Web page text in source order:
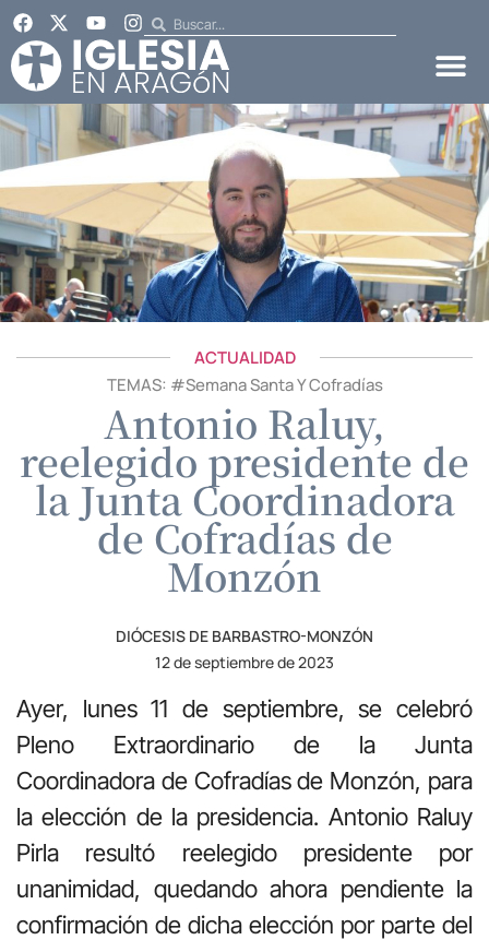
ACTUALIDAD
TEMAS: #Semana Santa Y Cofradías
Antonio Raluy,
reelegido presidente de
la Junta Coordinadora
de Cofradías de
Monzón
DIÓCESIS DE BARBASTRO-MONZÓN
12 de septiembre de 2023
Ayer, lunes 11 de septiembre, se celebró
Pleno Extraordinario de la Junta
Coordinadora de Cofradías de Monzón, para
la elección de la presidencia. Antonio Raluy
Pirla resultó reelegido presidente por
unanimidad, quedando ahora pendiente la
confirmación de dicha elección por parte del